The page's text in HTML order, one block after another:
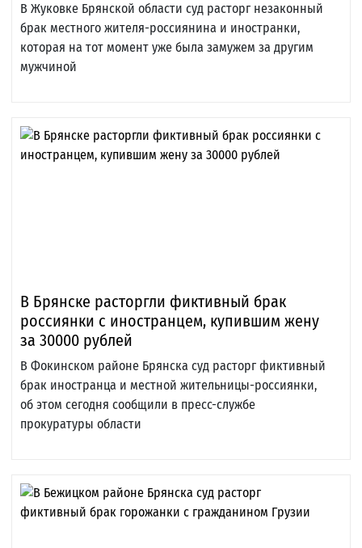
В Жуковке Брянской области суд расторг незаконный
брак местного жителя-россиянина и иностранки,
которая на тот момент уже была замужем за другим
мужчиной
В Брянске расторгли фиктивный брак
россиянки с иностранцем, купившим жену
за 30000 рублей
В Фокинском районе Брянска суд расторг фиктивный
брак иностранца и местной жительницы-россиянки,
об этом сегодня сообщили в пресс-службе
прокуратуры области